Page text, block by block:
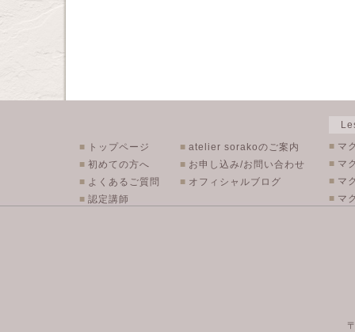
■ トップページ
■ 初めての方へ
■ よくあるご質問
■ 認定講師
■ atelier sorakoのご案内
■ お申し込み/お問い合わせ
■ オフィシャルブログ
■ マ
■ マ
■ マ
■ マ